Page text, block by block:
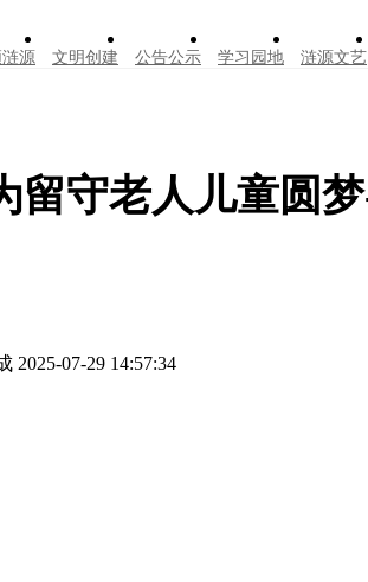
源 文明创建 公告公示 学习园地 涟源文艺
老人儿童圆梦‌-k8凯发
2025-07-29 14:57:34